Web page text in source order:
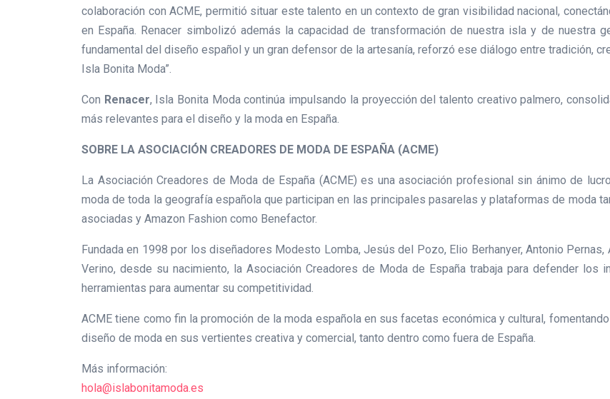
colaboración con ACME, permitió situar este talento en un contexto de gran visibilidad nacional,
en España. Renacer simbolizó además la capacidad de transformación de nuestra isla y de nuestra
fundamental del diseño español y un gran defensor de la artesanía, reforzó ese diálogo entre tradición,
Isla Bonita Moda”.
Con Renacer, Isla Bonita Moda continúa impulsando la proyección del talento creativo palmero,
más relevantes para el diseño y la moda en España.
SOBRE LA ASOCIACIÓN CREADORES DE MODA DE ESPAÑA (ACME)
La Asociación Creadores de Moda de España (ACME) es una asociación profesional sin ánimo de
moda de toda la geografía española que participan en las principales pasarelas y plataformas de moda
asociadas y Amazon Fashion como Benefactor.
Fundada en 1998 por los diseñadores Modesto Lomba, Jesús del Pozo, Elio Berhanyer, Antonio
Verino, desde su nacimiento, la Asociación Creadores de Moda de España trabaja para defender
herramientas para aumentar su competitividad.
ACME tiene como fin la promoción de la moda española en sus facetas económica y cultural,
diseño de moda en sus vertientes creativa y comercial, tanto dentro como fuera de España.
Más información:
hola@islabonitamoda.es